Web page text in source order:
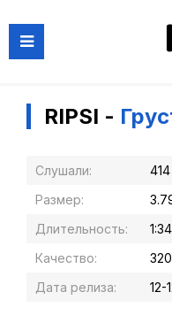
RIPSI -
Слушали:
414
Размер:
Длительность:
1:34
Качество:
Дата релиза:
12-